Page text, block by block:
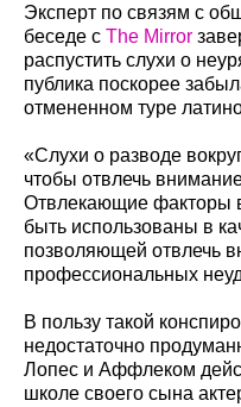
Эксперт по связям с
беседе с The Mirror
распустить слухи о
публика поскорее
отмененном туре
«Слухи о разводе
чтобы отвлечь
Отвлекающие факторы
быть использованы в
позволяющей отвлечь
профессиональных
В пользу такой
недостаточно
Лопес и Аффлеком
школе своего сына